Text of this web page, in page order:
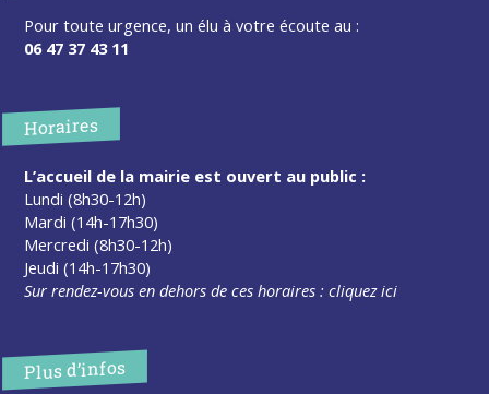
Pour toute urgence, un élu à votre écoute au :
06 47 37 43 11
Horaires
L’accueil de la mairie est ouvert au public :
Lundi (8h30-12h)
Mardi (14h-17h30)
Mercredi (8h30-12h)
Jeudi (14h-17h30)
Sur rendez-vous en dehors de ces horaires :cliquez ici
Plus d’infos